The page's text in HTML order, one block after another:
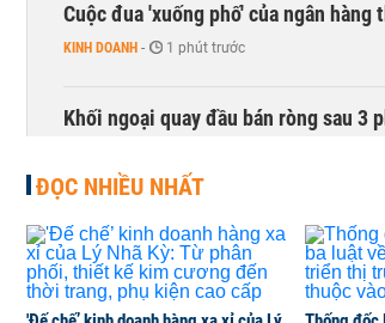
Cuộc đua 'xuống phố' của ngân hàng
KINH DOANH - 1 phút trước
Khối ngoại quay đầu bán ròng sau 3
Đề xuất dự án bất động sản đang
NHÀ ĐẤT - 1 phút trước
ĐỌC NHIỀU NHẤT